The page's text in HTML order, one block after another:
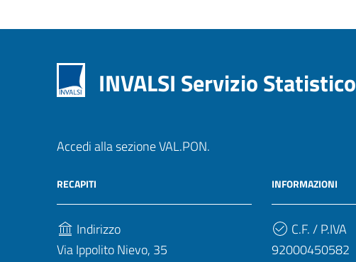
INVALSI Servizio Statistico
Accedi alla sezione VAL.PON.
RECAPITI
Indirizzo
Via Ippolito Nievo, 35
INFORMAZIONI
C.F. / P.IVA
92000450582